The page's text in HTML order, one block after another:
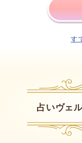
す
占いヴェ